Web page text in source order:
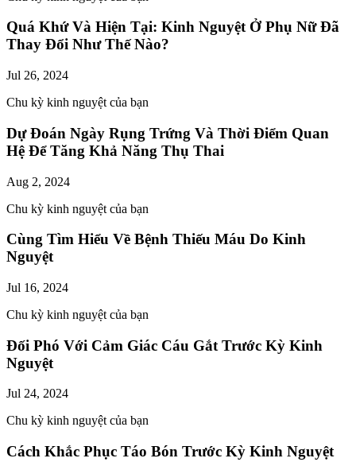
Quá Khứ Và Hiện Tại: Kinh Nguyệt Ở Phụ Nữ Đã
Thay Đổi Như Thế Nào?
Jul 26, 2024
Chu kỳ kinh nguyệt của bạn
Dự Đoán Ngày Rụng Trứng Và Thời Điểm Quan
Hệ Để Tăng Khả Năng Thụ Thai
Aug 2, 2024
Chu kỳ kinh nguyệt của bạn
Cùng Tìm Hiểu Về Bệnh Thiếu Máu Do Kinh
Nguyệt
Jul 16, 2024
Chu kỳ kinh nguyệt của bạn
Đối Phó Với Cảm Giác Cáu Gắt Trước Kỳ Kinh
Nguyệt
Jul 24, 2024
Chu kỳ kinh nguyệt của bạn
Cách Khắc Phục Táo Bón Trước Kỳ Kinh Nguyệt